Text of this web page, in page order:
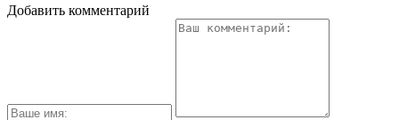
Добавить комментарий